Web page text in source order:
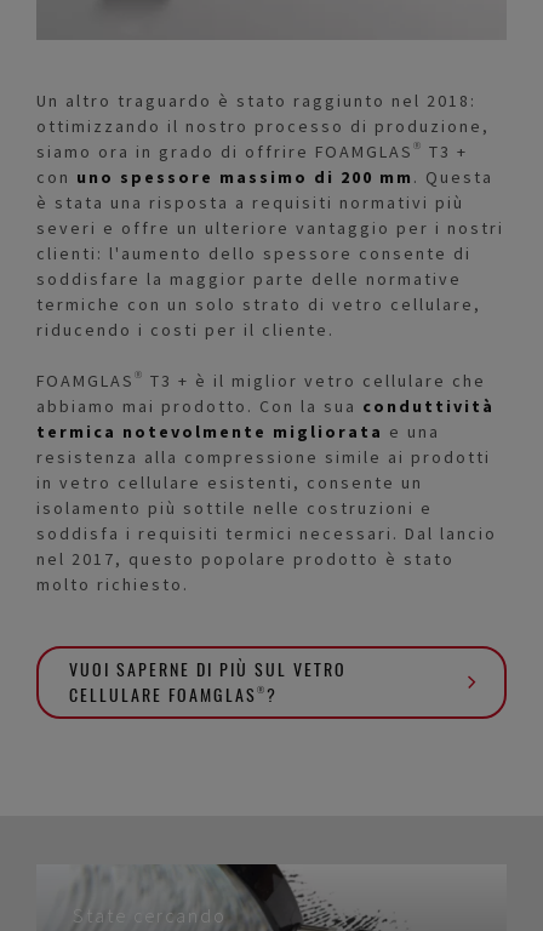
Un altro traguardo è stato raggiunto nel 2018:
ottimizzando il nostro processo di produzione,
siamo ora in grado di offrire FOAMGLAS® T3 +
con uno spessore massimo di 200 mm . Questa
è stata una risposta a requisiti normativi più
severi e offre un ulteriore vantaggio per i nostri
clienti: l'aumento dello spessore consente di
soddisfare la maggior parte delle normative
termiche con un solo strato di vetro cellulare,
riducendo i costi per il cliente.
FOAMGLAS® T3 + è il miglior vetro cellulare che
abbiamo mai prodotto. Con la sua conduttività
termica notevolmente migliorata e una
resistenza alla compressione simile ai prodotti
in vetro cellulare esistenti, consente un
isolamento più sottile nelle costruzioni e
soddisfa i requisiti termici necessari. Dal lancio
nel 2017, questo popolare prodotto è stato
molto richiesto.
VUOI SAPERNE DI PIÙ SUL VETRO
CELLULARE FOAMGLAS®?
State cercando